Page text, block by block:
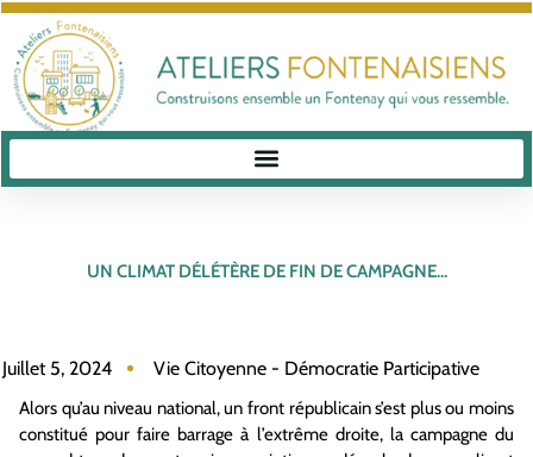
UN CLIMAT DÉLÉTÈRE DE FIN DE CAMPAGNE…
Juillet 5, 2024 Vie Citoyenne - Démocratie Participative
Alors qu’au niveau national, un front républicain s’est plus ou moins
constitué pour faire barrage à l’extrême droite, la campagne du